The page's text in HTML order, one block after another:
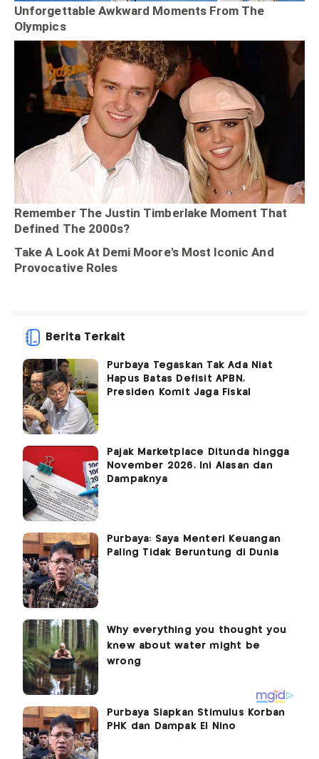
Berita Terkait
Purbaya Tegaskan Tak Ada Niat
Hapus Batas Defisit APBN,
Presiden Komit Jaga Fiskal
Pajak Marketplace Ditunda hingga
November 2026, Ini Alasan dan
Dampaknya
Purbaya: Saya Menteri Keuangan
Paling Tidak Beruntung di Dunia
Purbaya Siapkan Stimulus Korban
PHK dan Dampak El Nino